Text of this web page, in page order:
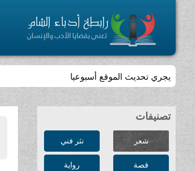
يجري تحديث الموقع أسبوعيا
تصنيفات
شعر نثر فني
قصة رواية